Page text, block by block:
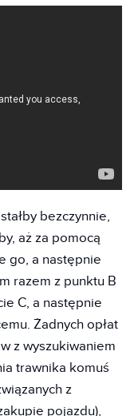
bezczynnie,
aż za pomocą
go, a następnie
razem z punktu B
C, a następnie
Żadnych opłat
z wyszukiwaniem
trawnika komuś
z
pojazdu),